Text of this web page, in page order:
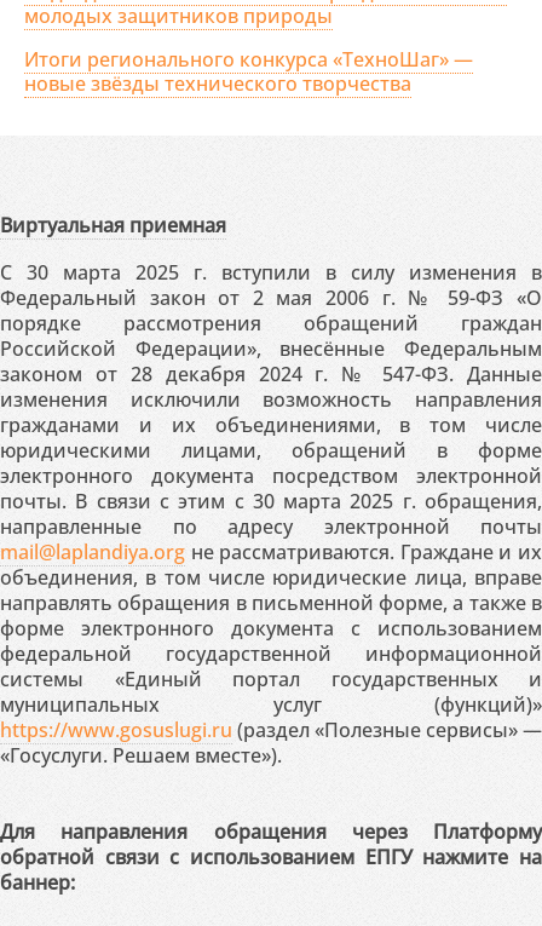
молодых защитников природы
Итоги регионального конкурса «ТехноШаг» —
новые звёзды технического творчества
Виртуальная приемная
С 30 марта 2025 г. вступили в силу изменения в
Федеральный закон от 2 мая 2006 г. № 59-ФЗ «О
порядке рассмотрения обращений граждан
Российской Федерации», внесённые Федеральным
законом от 28 декабря 2024 г. № 547-ФЗ. Данные
изменения исключили возможность направления
гражданами и их объединениями, в том числе
юридическими лицами, обращений в форме
электронного документа посредством электронной
почты. В связи с этим с 30 марта 2025 г. обращения,
направленные по адресу электронной почты
mail@laplandiya.org не рассматриваются. Граждане и их
объединения, в том числе юридические лица, вправе
направлять обращения в письменной форме, а также в
форме электронного документа с использованием
федеральной государственной информационной
системы «Единый портал государственных и
муниципальных услуг (функций)»
https://www.gosuslugi.ru (раздел «Полезные сервисы» —
«Госуслуги. Решаем вместе»).
Для направления обращения через Платформу
обратной связи с использованием ЕПГУ нажмите на
баннер: